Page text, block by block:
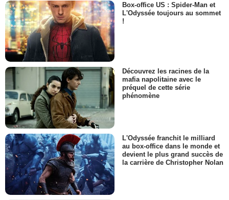
Box-office US : Spider-Man et
L'Odyssée toujours au sommet
!
Découvrez les racines de la
mafia napolitaine avec le
préquel de cette série
phénomène
L'Odyssée franchit le milliard
au box-office dans le monde et
devient le plus grand succès de
la carrière de Christopher Nolan